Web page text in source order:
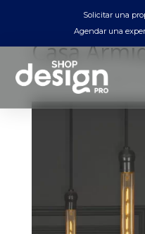
Solicitar una
Agendar una
Casa
bycontrol_web|